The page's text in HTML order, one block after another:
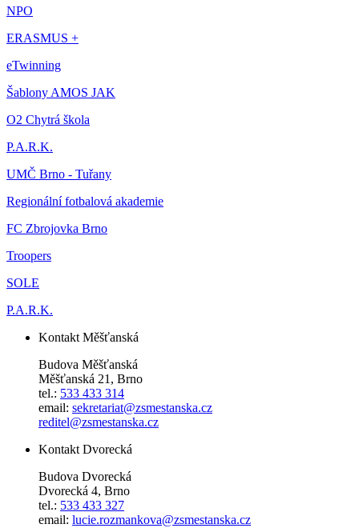
NPO
ERASMUS +
eTwinning
Šablony AMOS JAK
O2 Chytrá škola
P.A.R.K.
UMČ Brno - Tuřany
Regionální fotbalová akademie
FC Zbrojovka Brno
Troopers
SOLE
P.A.R.K.
Kontakt Měšťanská
Budova Měšťanská
Měšťanská 21, Brno
tel.: 533 433 314
email: sekretariat@zsmestanska.cz
reditel@zsmestanska.cz
Kontakt Dvorecká
Budova Dvorecká
Dvorecká 4, Brno
tel.: 533 433 327
email: lucie.rozmankova@zsmestanska.cz